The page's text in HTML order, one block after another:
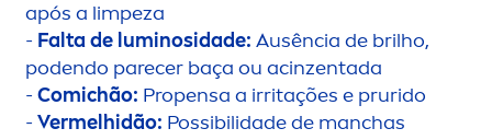
após a limpeza
- Falta de luminosidade: Ausência de brilho,
podendo parecer baça ou acinzentada
- Comichão: Propensa a irritações e prurido
- Vermelhidão: Possibilidade de manchas